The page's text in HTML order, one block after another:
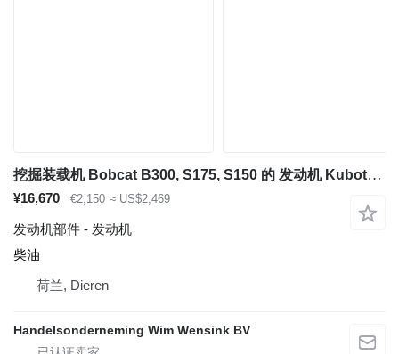
挖掘装载机 Bobcat B300, S175, S150 的 发动机 Kubota V2203
¥16,670 €2,150 ≈ US$2,469
发动机部件 - 发动机
柴油
荷兰, Dieren
Handelsonderneming Wim Wensink BV